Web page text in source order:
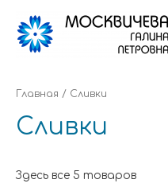
Главная / Сливки
Сливки
Здесь все 5 товаров